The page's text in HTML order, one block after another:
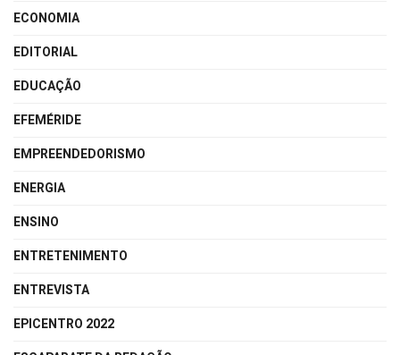
ECONOMIA
EDITORIAL
EDUCAÇÃO
EFEMÉRIDE
EMPREENDEDORISMO
ENERGIA
ENSINO
ENTRETENIMENTO
ENTREVISTA
EPICENTRO 2022